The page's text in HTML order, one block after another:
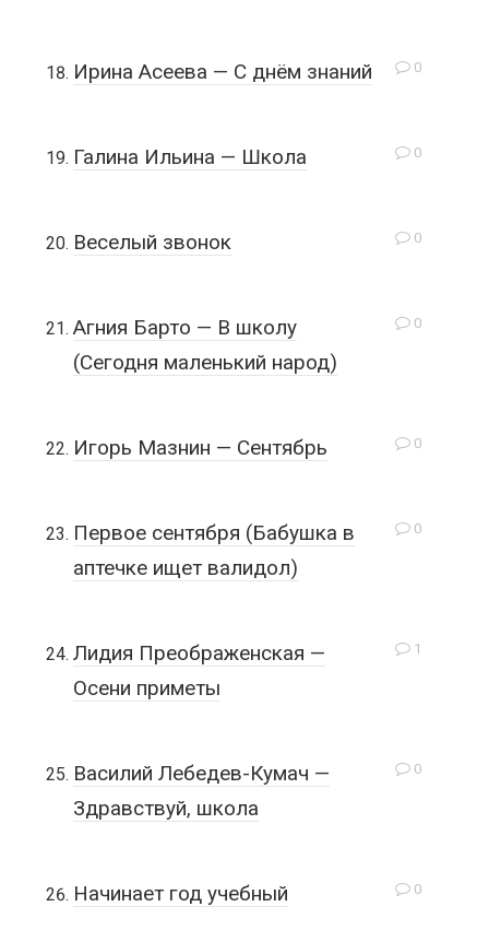
0
Ирина Асеева — С днём знаний
0
Галина Ильина — Школа
0
Веселый звонок
0
Агния Барто — В школу
(Сегодня маленький народ)
0
Игорь Мазнин — Сентябрь
0
Первое сентября (Бабушка в
аптечке ищет валидол)
1
Лидия Преображенская —
Осени приметы
0
Василий Лебедев-Кумач —
Здравствуй, школа
0
Начинает год учебный